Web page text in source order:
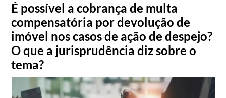
É possível a cobrança de multa
compensatória por devolução de
imóvel nos casos de ação de despejo?
O que a jurisprudência diz sobre o
tema?